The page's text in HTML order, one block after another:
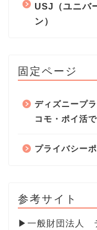
USJ（ユニバ
ン）
固定ページ
ディズニープ
コモ・ポイ活
プライバシー
参考サイト
▶ 一般財団法人